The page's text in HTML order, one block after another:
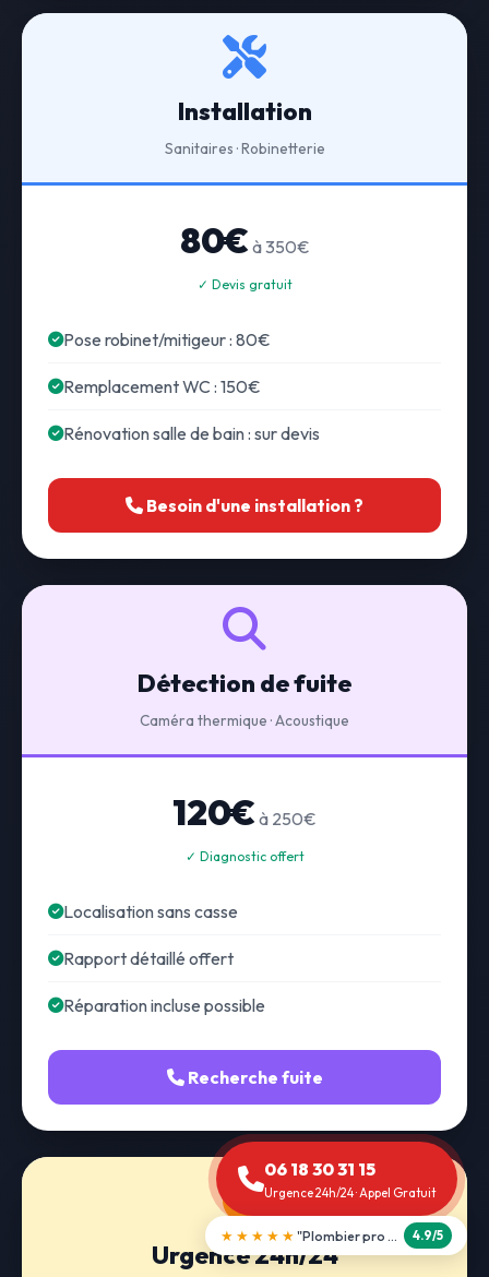
Installation
Sanitaires · Robinetterie
80€ à 350€
✓ Devis gratuit
Pose robinet/mitigeur : 80€
Remplacement WC : 150€
Rénovation salle de bain : sur devis
Besoin d'une installation ?
Détection de fuite
Caméra thermique · Acoustique
120€ à 250€
✓ Diagnostic offert
Localisation sans casse
Rapport détaillé offert
Réparation incluse possible
Recherche fuite
Urgence 24h/24
06 18 30 31 15
Urgence 24h/24 · Appel Gratuit
★★★★★ "Débouchage WC en 30 min" 5.0/5